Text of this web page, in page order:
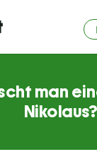
man
Nikolaus?